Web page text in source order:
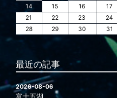
14
15 16 17
21
22 23 24
28
29 30 31
最近の記事
2026-08-06
富士五湖